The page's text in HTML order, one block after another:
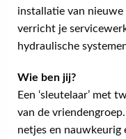
installatie van nieuwe
verricht je
hydraulische
Wie ben jij?
Een ‘sleutelaar’ met
van de
netjes en nauwkeurig